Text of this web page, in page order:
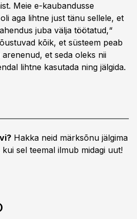
Meie e-kaubandusse
aga lihtne just tänu sellele, et
juba välja töötatud,“
kõik, et süsteem peab
et seda oleks nii
lihtne kasutada ning jälgida.
Hakka neid märksõnu jälgima
sel teemal ilmub midagi uut!